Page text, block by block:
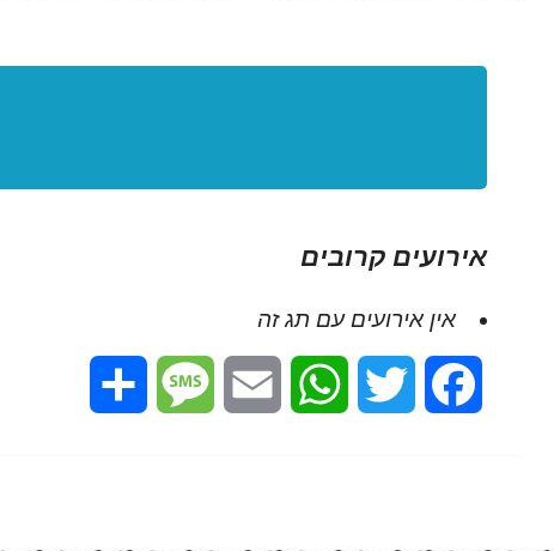
אירועים קרובים
אין אירועים עם תג זה
Facebook
Twitter
WhatsApp
Email
Message